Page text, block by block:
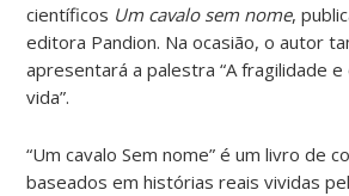
científicos Um cavalo sem nome,
editora Pandion. Na ocasião, o autor
apresentará a palestra “A fragilidade e
vida”.
“Um cavalo Sem nome” é um livro de
baseados em histórias reais vividas